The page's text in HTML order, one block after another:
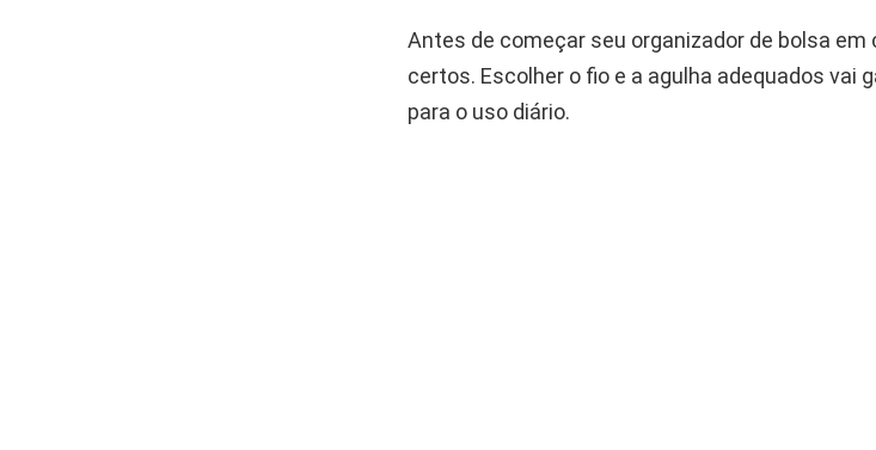
Antes de começar seu organizador de bolsa em
certos. Escolher o fio e a agulha adequados vai
para o uso diário.